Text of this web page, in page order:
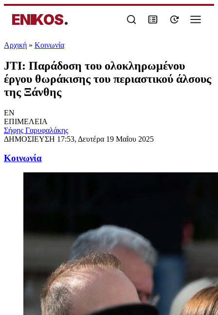
ENIKOS.
Αρχική » Κοινωνία
JTI: Παράδοση του ολοκληρωμένου
έργου θωράκισης του περιαστικού άλσους
της Ξάνθης
EN
ΕΠΙΜΕΛΕΙΑ
Σήφης Γαρυφαλάκης
ΔΗΜΟΣΙΕΥΣΗ 17:53, Δευτέρα 19 Μαΐου 2025
Κοινωνία